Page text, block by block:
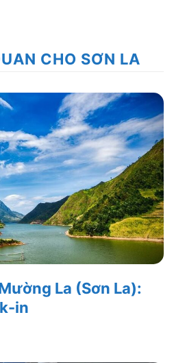
CHO SƠN LA
La (Sơn La):
in